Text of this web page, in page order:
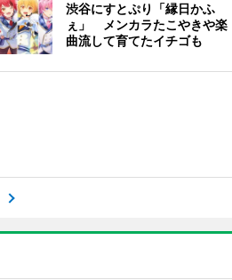
渋谷にすとぷり「縁日かふ
ぇ」 メンカラたこやきや楽
曲流して育てたイチゴも